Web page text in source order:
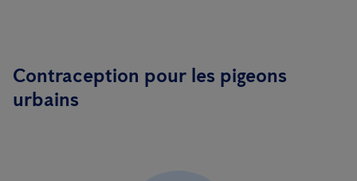
Contraception pour les pigeons
urbains